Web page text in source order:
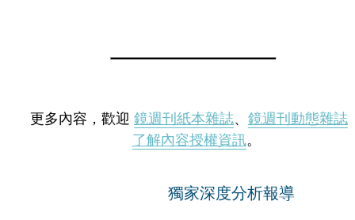
更多內容，歡迎 鏡週刊紙本雜誌、 鏡週刊動態雜誌
了解內容授權資訊。
獨家深度分析報導